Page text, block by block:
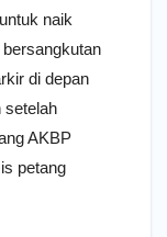
naik
di depan
setelah
AKBP
petang